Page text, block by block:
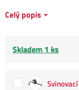
Celý popis
Skladem 1 ks